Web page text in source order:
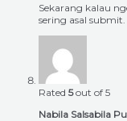
Sekarang kalau
sering asal submit.
Rated 5out of 5
Nabila Salsabila